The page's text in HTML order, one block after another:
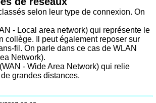
selon leur type de connexion. On
- Local area network) qui représente le
collège. Il peut également reposer sur
fil. On parle dans ce cas de WLAN
Network).
- Wide Area Network) qui relie
grandes distances.